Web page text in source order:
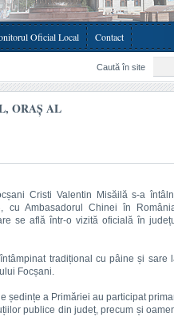
Oficial Local Contact
Caută în site
ORAȘ AL
Cristi Valentin Misăilă s-a
cu Ambasadorul Chinei în
se află într-o vizită oficială în
tradițional cu pâine și sare
Focșani.
ședințe a Primăriei au participat
publice din județ, precum și